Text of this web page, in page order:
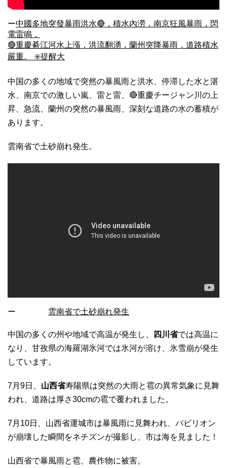
ー中國多地突發暴雨洪水🔴，積水內澇，南京狂風暴雨，閃
電雷鳴，
🔴重慶綦江河水上漲，洪流翻湧，蘭州突降暴雨，道路積水
嚴重。 ✳️提醒大
中国の多くの地域で突然の暴風雨と洪水、停滞した水と湛
水、南京での激しい嵐、雷と雷、🔴重慶チージャン川の上
昇、急流、蘭州の突然の暴風雨、深刻な道路の水の蓄積が
あります。
雲南省で土砂崩れ発生。
ー 雲南省で土砂崩れ発生
中国の多くの州や地域で高温が発生し、 四川省では高温に
なり、甘孜県の海羅湖氷河では氷河が溶け、氷雪崩が発生
しています。
7月9日、 山西省寿陽県は突然の大雨と雹の異常気象に見舞
われ、道路は厚さ30cmの雹で覆われました。
7月10日、山西省運城市は暴風雨に見舞われ、パビリオン
が崩壊した瞬間をネチズンが撮影し、市は海を見ました！
山西省で暴風雨と雹、農作物に被害。